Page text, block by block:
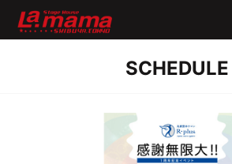
SCHEDULE